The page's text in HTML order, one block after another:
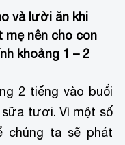
và lười ăn khi
mẹ nên cho con
khoảng 1 – 2
2 tiếng vào buổi
tươi. Vì một số
chúng ta sẽ phát